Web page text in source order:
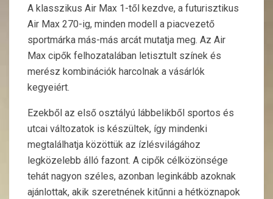
A klasszikus Air Max 1-től kezdve, a futurisztikus
Air Max 270-ig, minden modell a piacvezető
sportmárka más-más arcát mutatja meg. Az Air
Max cipők felhozatalában letisztult színek és
merész kombinációk harcolnak a vásárlók
kegyeiért.
Ezekből az első osztályú lábbelikből sportos és
utcai változatok is készültek, így mindenki
megtalálhatja közöttük az ízlésvilágához
legközelebb álló fazont. A cipők célközönsége
tehát nagyon széles, azonban leginkább azoknak
ajánlottak, akik szeretnének kitűnni a hétköznapok